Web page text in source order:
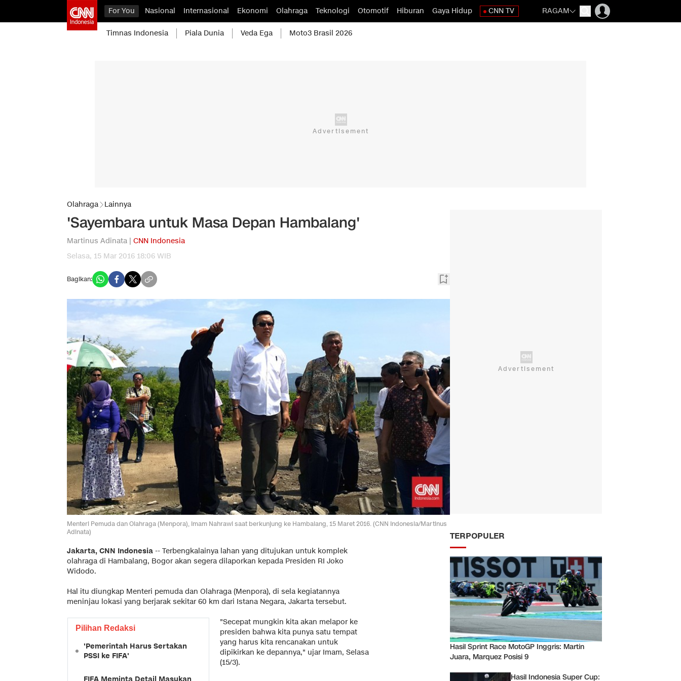
For You Nasional Internasional Ekonomi Olahraga Teknologi Otomotif Hiburan Gaya Hidup CNN TV RAGAM
Timnas Indonesia Piala Dunia Veda Ega Moto3 Brasil 2026
Olahraga Lainnya
'Sayembara untuk Masa Depan Hambalang'
Martinus Adinata | CNN Indonesia
Selasa, 15 Mar 2016 18:06 WIB
Bagikan:
Menteri Pemuda dan Olahraga (Menpora), Imam Nahrawi saat berkunjung ke Hambalang, 15 Maret 2016. (CNN Indonesia/Martinus
Adinata)
Jakarta, CNN Indonesia -- Terbengkalainya lahan yang ditujukan untuk komplek
olahraga di Hambalang, Bogor akan segera dilaporkan kepada Presiden RI Joko
Widodo.
Hal itu diungkap Menteri pemuda dan Olahraga (Menpora), di sela kegiatannya
meninjau lokasi yang berjarak sekitar 60 km dari Istana Negara, Jakarta tersebut.
Pilihan Redaksi
'Pemerintah Harus Sertakan
PSSI ke FIFA'
FIFA Meminta Detail Masukan
"Secepat mungkin kita akan melapor ke
presiden bahwa kita punya satu tempat
yang harus kita rencanakan untuk
dipikirkan ke depannya," ujar Imam, Selasa
(15/3).
TERPOPULER
Hasil Sprint Race MotoGP Inggris: Martin
Juara, Marquez Posisi 9
Hasil Indonesia Super Cup: